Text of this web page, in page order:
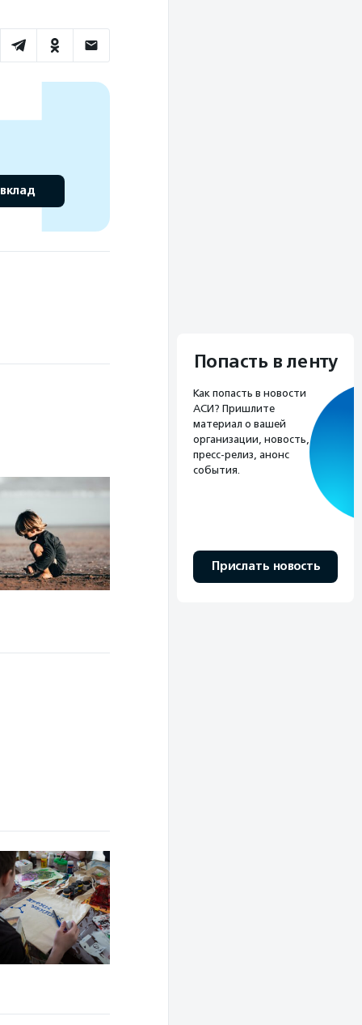
Попасть в ленту
Как попасть в новости
АСИ? Пришлите
материал о вашей
организации, новость,
пресс-релиз, анонс
события.
Прислать новость